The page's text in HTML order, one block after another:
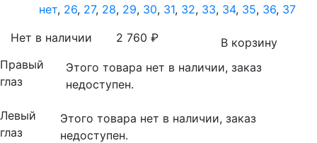
нет, 26, 27, 28, 29, 30, 31, 32, 33, 34, 35, 36, 37
Нет в наличии
2 760₽
В корзину
Правый
глаз
Этого товара нет в наличии, заказ
недоступен.
Левый
глаз
Этого товара нет в наличии, заказ
недоступен.